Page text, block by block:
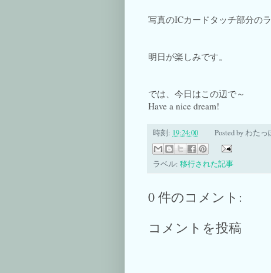
写真のICカードタッチ部分の
明日が楽しみです。
では、今日はこの辺で～
Have a nice dream!
時刻: 19:24:00 Posted byわたっ
ラベル: 移行された記事
0 件のコメント:
コメントを投稿